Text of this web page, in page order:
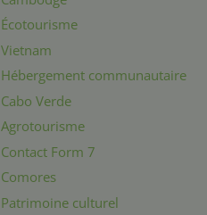
Écotourisme
Vietnam
Hébergement communautaire
Cabo Verde
Agrotourisme
Contact Form 7
Comores
Patrimoine culturel